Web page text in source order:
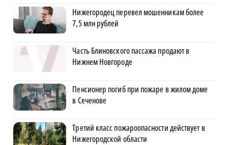
Нижегородец перевел мошенникам более
7,5 млн рублей
Часть Блиновского пассажа продают в
Нижнем Новгороде
Пенсионер погиб при пожаре в жилом доме
в Сеченове
Третий класс пожароопасности действует в
Нижегородской области